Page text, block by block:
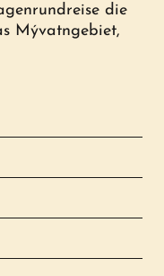
die
Mývatngebiet,